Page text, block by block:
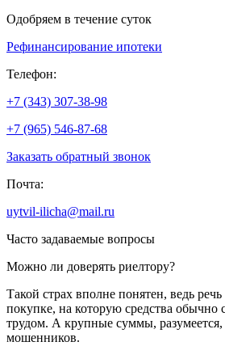
Одобряем в течение суток
Рефинансирование ипотеки
Телефон:
+7 (343) 307-38-98
+7 (965) 546-87-68
Заказать обратный звонок
Почта:
uytvil-ilicha@mail.ru
Часто задаваемые вопросы
Можно ли доверять риелтору?
Такой страх вполне понятен, ведь
покупке, на которую средства
трудом. А крупные суммы,
мошенников.